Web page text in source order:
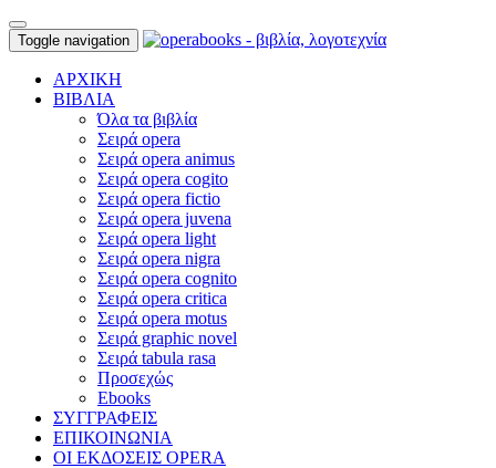
Toggle navigation
ΑΡΧΙΚΗ
ΒΙΒΛΙΑ
Όλα τα βιβλία
Σειρά opera
Σειρά opera animus
Σειρά opera cogito
Σειρά opera fictio
Σειρά opera juvena
Σειρά opera light
Σειρά opera nigra
Σειρά opera cognito
Σειρά opera critica
Σειρά opera motus
Σειρά graphic novel
Σειρά tabula rasa
Προσεχώς
Ebooks
ΣΥΓΓΡΑΦΕΙΣ
ΕΠΙΚΟΙΝΩΝΙΑ
ΟΙ ΕΚΔΟΣΕΙΣ OPERA